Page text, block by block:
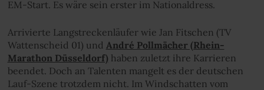
EM-Start. Es wäre sein erster im Nationaldress.
Arrivierte Langstreckenläufer wie Jan Fitschen (TV
Wattenscheid 01) und André Pollmächer (Rhein-
Marathon Düsseldorf) haben zuletzt ihre Karrieren
beendet. Doch an Talenten mangelt es der deutschen
Lauf-Szene trotzdem nicht. Im Windschatten vom